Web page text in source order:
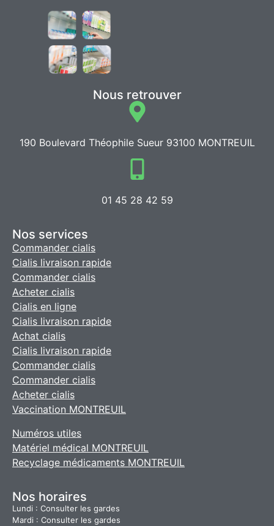
Nous retrouver
190 Boulevard Théophile Sueur 93100 MONTREUIL
01 45 28 42 59
Nos services
Commander cialis
Cialis livraison rapide
Commander cialis
Acheter cialis
Cialis en ligne
Cialis livraison rapide
Achat cialis
Cialis livraison rapide
Commander cialis
Commander cialis
Acheter cialis
Vaccination MONTREUIL
Numéros utiles
Matériel médical MONTREUIL
Recyclage médicaments MONTREUIL
Nos horaires
Lundi : Consulter les gardes
Mardi : Consulter les gardes